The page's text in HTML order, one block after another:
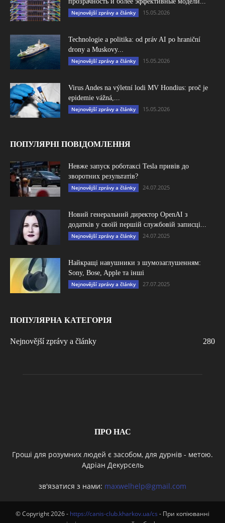
Nejnovější zprávy a články 15.05.2026
Technologie a politika: od práv AI po hraniční
drony a Muskovy...
Nejnovější zprávy a články 15.05.2026
Virus Andes na výletní lodi MV Hondius: proč je
epidemie vážná,...
Nejnovější zprávy a články 15.05.2026
ПОПУЛЯРНІ ПОВІДОМЛЕННЯ
Невже запуск роботаксі Tesla привів до
зворотних результатів?
Nejnovější zprávy a články 24.07.2025
Новий генеральний директор OpenAI з
додатків у своїй першій службовій записці...
Nejnovější zprávy a články 24.07.2025
Найкращі навушники з шумозаглушенням:
Sony, Bose, Apple та інші
Nejnovější zprávy a články 27.07.2025
ПОПУЛЯРНА КАТЕГОРІЯ
Nejnovější zprávy a články 280
ПРО НАС
Гроші для розумних людей є засобом, для дурнів - метою.
Адріан Декурсель
зв'язатися з нами: maxwelhelp@gmail.com
© Copyright 2026 - https://canis-club.kharkov.ua/cs - При копіюванні